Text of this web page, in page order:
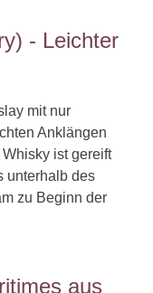
- Leichter
mit nur
Anklängen
ist gereift
unterhalb des
zu Beginn der
aus